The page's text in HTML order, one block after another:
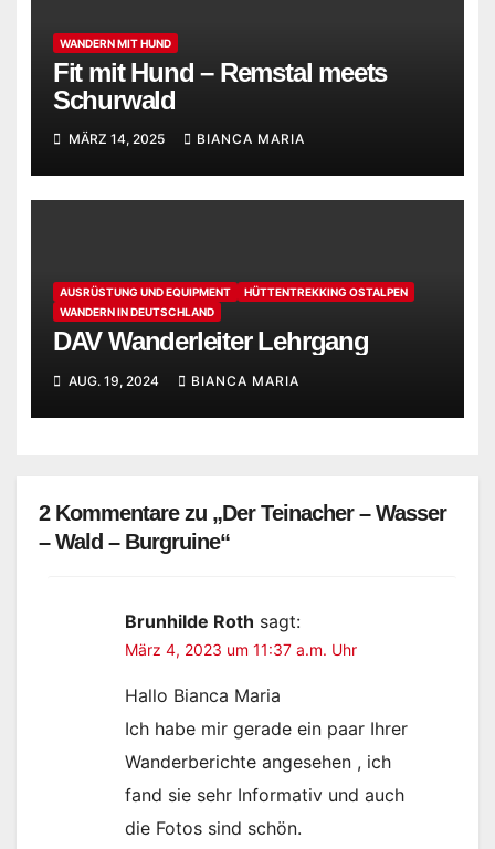
WANDERN MIT HUND
Fit mit Hund – Remstal meets
Schurwald
MÄRZ 14, 2025 BIANCA MARIA
AUSRÜSTUNG UND EQUIPMENT
HÜTTENTREKKING OSTALPEN
WANDERN IN DEUTSCHLAND
DAV Wanderleiter Lehrgang
AUG. 19, 2024 BIANCA MARIA
2 Kommentare zu „Der Teinacher – Wasser
– Wald – Burgruine“
Brunhilde Roth sagt:
März 4, 2023 um 11:37 a.m. Uhr
Hallo Bianca Maria
Ich habe mir gerade ein paar Ihrer
Wanderberichte angesehen , ich
fand sie sehr Informativ und auch
die Fotos sind schön.